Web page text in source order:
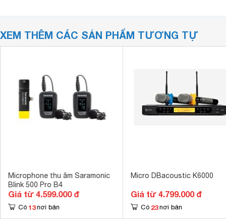
XEM THÊM CÁC SẢN PHẨM TƯƠNG TỰ
Microphone thu âm Saramonic
Blink 500 Pro B4
Giá từ 4.599.000 đ
Có 13 nơi bán
Micro DBacoustic K6000
Giá từ 4.799.000 đ
Có 23 nơi bán